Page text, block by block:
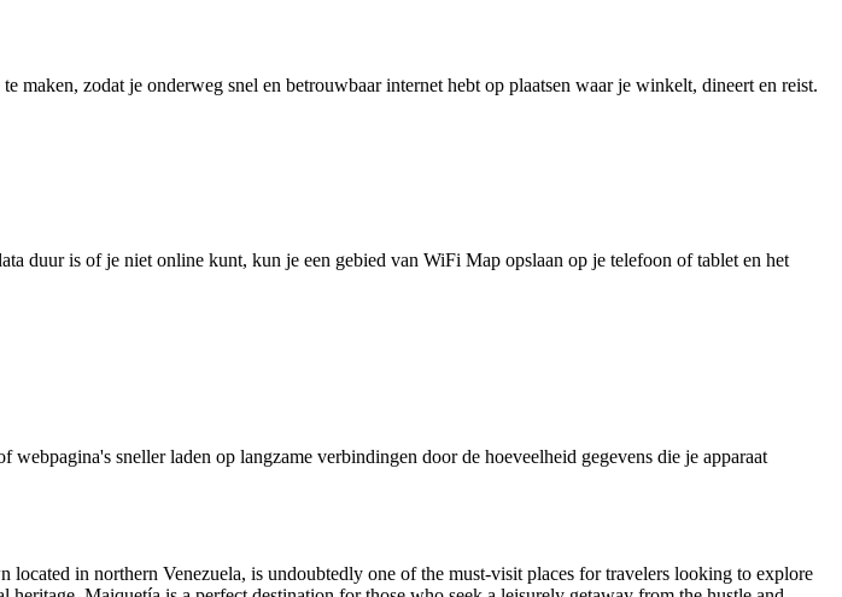
zodat je onderweg snel en betrouwbaar internet hebt op plaatsen waar je winkelt, dineert en reist.
duur is of je niet online kunt, kun je een gebied van WiFi Map opslaan op je telefoon of tablet en het
sneller laden op langzame verbindingen door de hoeveelheid gegevens die je apparaat
in northern Venezuela, is undoubtedly one of the must-visit places for travelers looking to explore